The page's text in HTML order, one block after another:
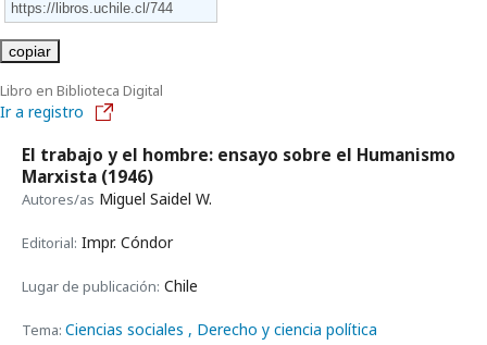
copiar
Libro en Biblioteca Digital
Ir a registro
El trabajo y el hombre: ensayo sobre el Humanismo
Marxista (1946)
Autores/as Miguel Saidel W.
Editorial: Impr. Cóndor
Lugar de publicación: Chile
Tema: Ciencias sociales , Derecho y ciencia política